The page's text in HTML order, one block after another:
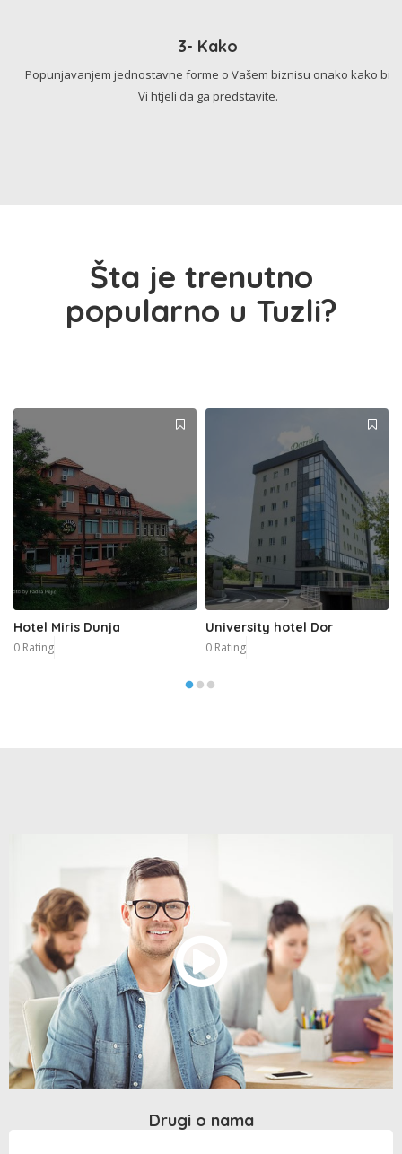
3- Kako
Popunjavanjem jednostavne forme o Vašem biznisu onako kako bi
Vi htjeli da ga predstavite.
Šta je trenutno
popularno u Tuzli?
Hotel Miris Dunja
0 Rating
University hotel Dor
0 Rating
Drugi o nama